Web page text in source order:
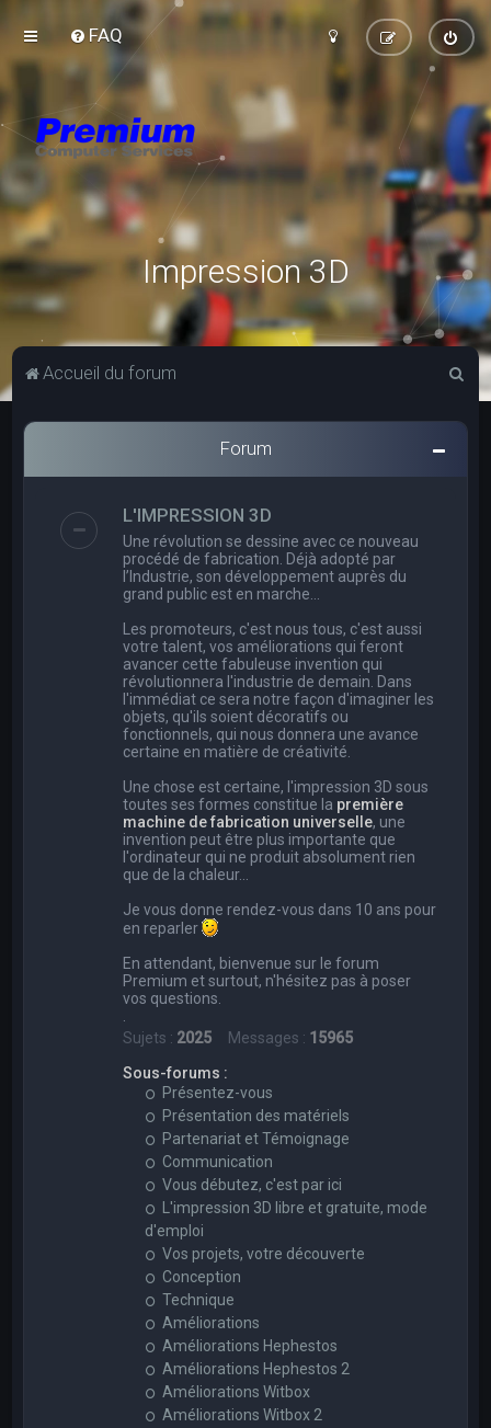
FAQ
Impression 3D
Accueil du forum
c
Forum
L'IMPRESSION 3D
Une révolution se dessine avec ce nouveau
procédé de fabrication. Déjà adopté par
l’Industrie, son développement auprès du
grand public est en marche…
Les promoteurs, c'est nous tous, c'est aussi
votre talent, vos améliorations qui feront
avancer cette fabuleuse invention qui
révolutionnera l'industrie de demain. Dans
l'immédiat ce sera notre façon d'imaginer les
objets, qu'ils soient décoratifs ou
fonctionnels, qui nous donnera une avance
certaine en matière de créativité.
Une chose est certaine, l'impression 3D sous
toutes ses formes constitue la première
machine de fabrication universelle, une
invention peut être plus importante que
l'ordinateur qui ne produit absolument rien
que de la chaleur...
Je vous donne rendez-vous dans 10 ans pour
en reparler
En attendant, bienvenue sur le forum
Premium et surtout, n'hésitez pas à poser
vos questions.
Sujets : 2025 Messages : 15965
Sous-forums :
Présentez-vous
Présentation des matériels
Partenariat et Témoignage
Communication
Vous débutez, c'est par ici
L'impression 3D libre et gratuite, mode
d'emploi
Vos projets, votre découverte
Conception
Technique
Améliorations
Améliorations Hephestos
Améliorations Hephestos 2
Améliorations Witbox
Améliorations Witbox 2